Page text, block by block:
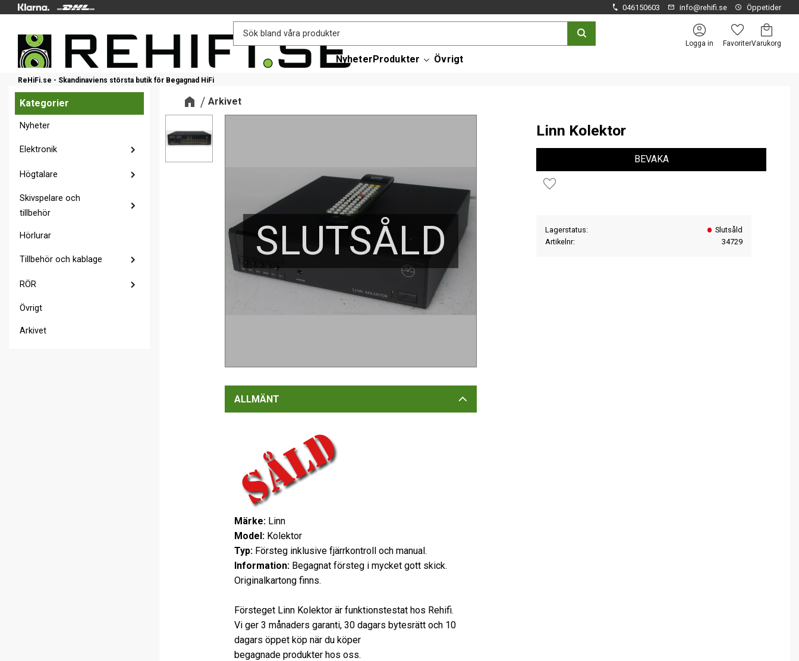
046150603 info@rehifi.se Öppetider
ReHiFi.se - Skandinaviens största butik för Begagnad HiFi
Logga in
Favoriter
Kundvagn
NyheterProdukter Övrigt
Arkivet
Linn Kolektor
SLUTSÅLD
Lägg till i favoriter
BEVAKA
Lagerstatus
Slutsåld
Artikelnr
34729
ALLMÄNT
Märke:Linn
Model:Kolektor
Typ:Försteg inklusive fjärrkontroll och manual.
Information:Begagnat försteg i mycket gott skick.
Originalkartong finns.
Försteget Linn Kolektor är funktionstestat hos Rehifi.
Vi ger 3 månaders garanti, 30 dagars bytesrätt och 10
dagars öppet köp när du köper
begagnade produkter hos oss.
Kategorier
Nyheter
Elektronik
Högtalare
Skivspelare och
tillbehör
Hörlurar
Tillbehör och kablage
RÖR
Övrigt
Arkivet